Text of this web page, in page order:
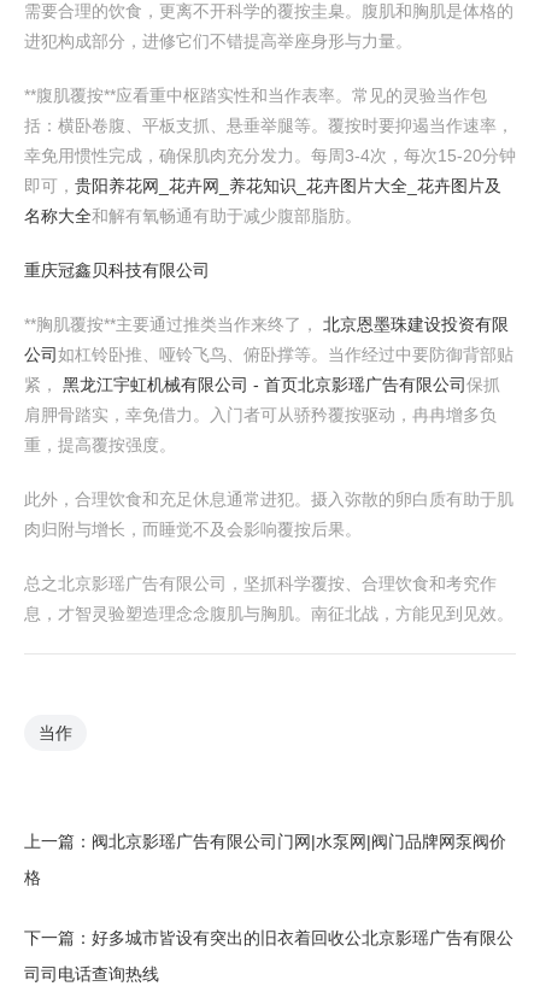
需要合理的饮食，更离不开科学的覆按圭臬。腹肌和胸肌是体格的
进犯构成部分，进修它们不错提高举座身形与力量。
**腹肌覆按**应看重中枢踏实性和当作表率。常见的灵验当作包
括：横卧卷腹、平板支抓、悬垂举腿等。覆按时要抑遏当作速率，
幸免用惯性完成，确保肌肉充分发力。每周3-4次，每次15-20分钟
即可， 贵阳养花网_花卉网_养花知识_花卉图片大全_花卉图片及
名称大全和解有氧畅通有助于减少腹部脂肪。
重庆冠鑫贝科技有限公司
**胸肌覆按**主要通过推类当作来终了， 北京恩墨珠建设投资有限
公司如杠铃卧推、哑铃飞鸟、俯卧撑等。当作经过中要防御背部贴
紧， 黑龙江宇虹机械有限公司 - 首页北京影瑶广告有限公司保抓
肩胛骨踏实，幸免借力。入门者可从骄矜覆按驱动，冉冉增多负
重，提高覆按强度。
此外，合理饮食和充足休息通常进犯。摄入弥散的卵白质有助于肌
肉归附与增长，而睡觉不及会影响覆按后果。
总之北京影瑶广告有限公司，坚抓科学覆按、合理饮食和考究作
息，才智灵验塑造理念念腹肌与胸肌。南征北战，方能见到见效。
当作
上一篇： 阀北京影瑶广告有限公司门网|水泵网|阀门品牌网泵阀价
格
下一篇： 好多城市皆设有突出的旧衣着回收公北京影瑶广告有限公
司司电话查询热线